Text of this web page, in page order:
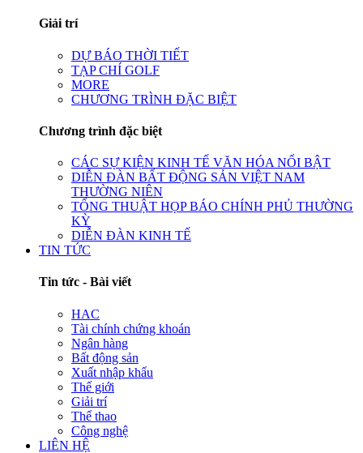
Giải trí
DỰ BÁO THỜI TIẾT
TẠP CHÍ GOLF
MORE
CHƯƠNG TRÌNH ĐẶC BIỆT
Chương trình đặc biệt
CÁC SỰ KIỆN KINH TẾ VĂN HÓA NỔI BẬT
DIỄN ĐÀN BẤT ĐỘNG SẢN VIỆT NAM
THƯỜNG NIÊN
TỔNG THUẬT HỌP BÁO CHÍNH PHỦ THƯỜNG
KỲ
DIỄN ĐÀN KINH TẾ
TIN TỨC
Tin tức - Bài viết
HAC
Tài chính chứng khoán
Ngân hàng
Bất động sản
Xuất nhập khẩu
Thế giới
Giải trí
Thể thao
Công nghệ
LIÊN HỆ